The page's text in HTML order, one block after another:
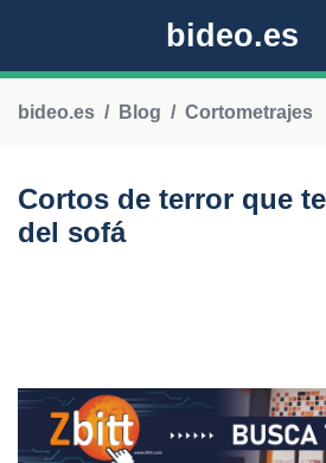
bideo.es
bideo.es Blog Cortometrajes
Cortos de terror que
del sofá